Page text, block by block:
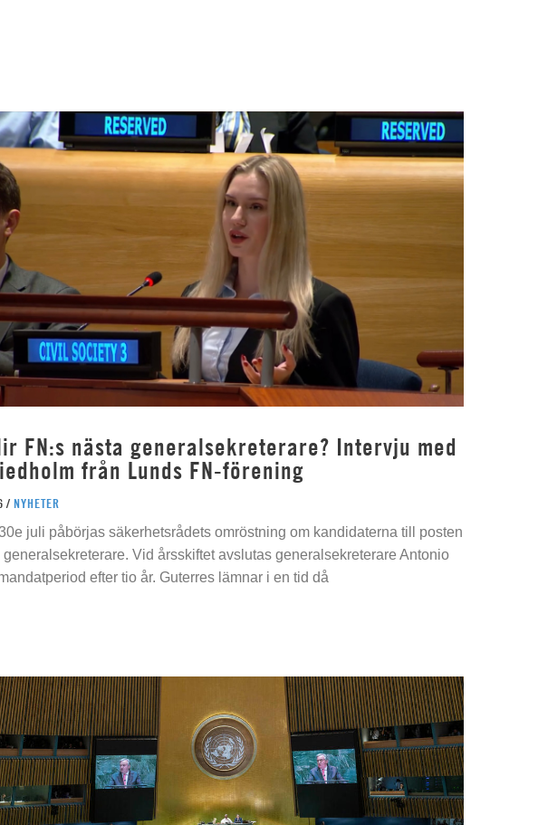
FN:s nästa generalsekreterare? Intervju med
från Lunds FN-förening
/ NYHETER
juli påbörjas säkerhetsrådets omröstning om kandidaterna till posten
generalsekreterare. Vid årsskiftet avslutas generalsekreterare Antonio
efter tio år. Guterres lämnar i en tid då